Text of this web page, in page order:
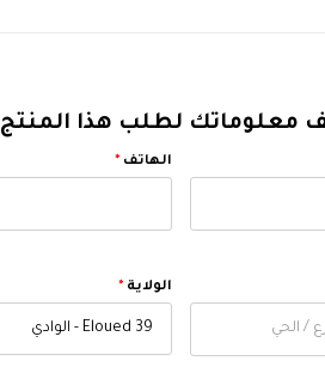
معلوماتك لطلب هذا المنتج‬
الهاتف*
الولاية *
39 Eloued - الوادي